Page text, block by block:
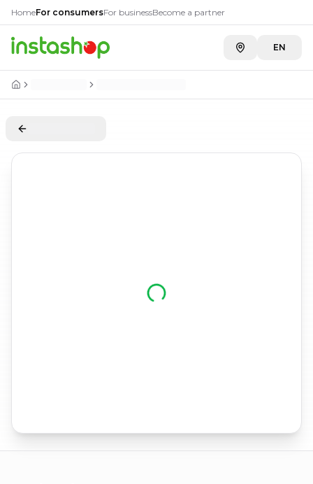
HomeFor consumersFor businessBecome a partner
EN